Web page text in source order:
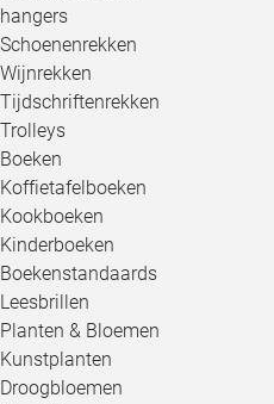
hangers
Schoenenrekken
Wijnrekken
Tijdschriftenrekken
Trolleys
Boeken
Koffietafelboeken
Kookboeken
Kinderboeken
Boekenstandaards
Leesbrillen
Planten & Bloemen
Kunstplanten
Droogbloemen